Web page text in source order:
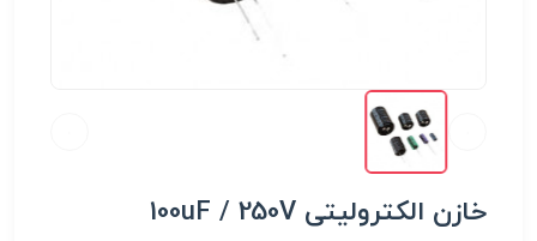
خازن الکترولیتی 100uF / 250V